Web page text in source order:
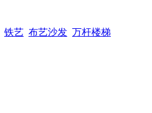
铁艺 布艺沙发 万杆楼梯